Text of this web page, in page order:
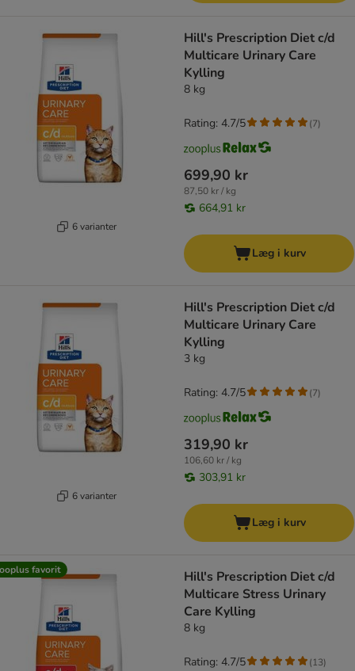
6 varianter
Hill's Prescription Diet c/d
Multicare Urinary Care
Kylling
8 kg
699,90 kr
87,50 kr / kg
664,91 kr
Rating: 4.7/5 (7)
Læg i kurv
6 varianter
Hill's Prescription Diet c/d
Multicare Urinary Care
Kylling
3 kg
319,90 kr
106,60 kr / kg
303,91 kr
Rating: 4.7/5 (7)
Læg i kurv
favorit
Hill's Prescription Diet c/d
Multicare Stress Urinary
Care Kylling
8 kg
Rating: 4.7/5 (13)